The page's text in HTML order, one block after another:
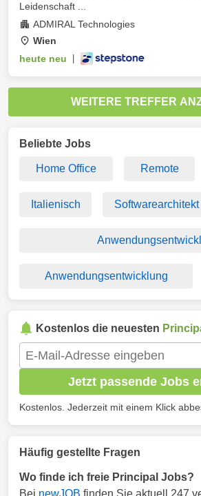
Leidenschaft ...
ADMIRAL Technologies
Wien
heute neu
WEITERE TREFFER
Beliebte Jobs
Home Office Remote
Italienisch Softwarearchitekt
Anwendungsentwicklung
Kostenlos die neuesten
Jetzt passende Jobs
Kostenlos. Jederzeit mit einem Klick
Häufig gestellte Fragen
Wo finde ich freie Principal Jobs?
Bei newJOB finden Sie aktuell 247